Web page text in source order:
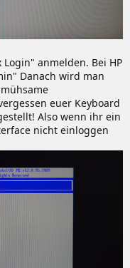
anmelden. Bei HP
Danach wird man
euer Keyboard
Also wenn ihr ein
nicht einloggen